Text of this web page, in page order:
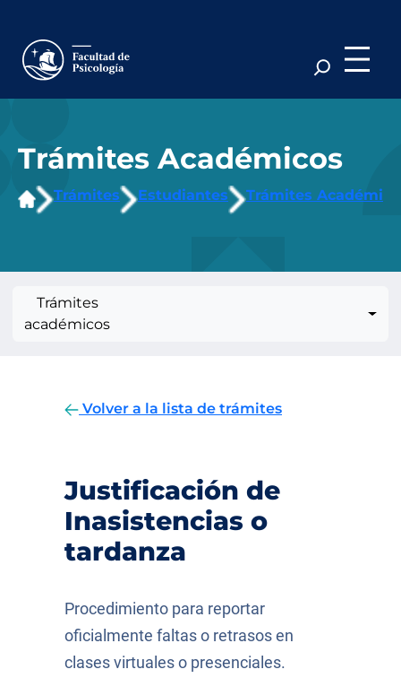
contenido
Trámites Académicos
Trámites Estudiantes Trámites
Trámites
académicos
Volver a la lista de trámites
Justificación de
Inasistencias o
tardanza
Procedimiento para reportar
oficialmente faltas o retrasos en
clases virtuales o presenciales.